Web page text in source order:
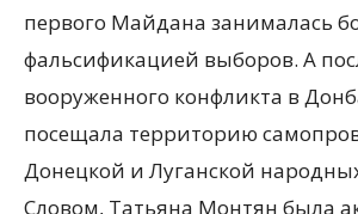
первого Майдана занималась
фальсификацией выборов. А
вооруженного конфликта в
посещала территорию
Донецкой и Луганской
Словом, Татьяна Монтян была